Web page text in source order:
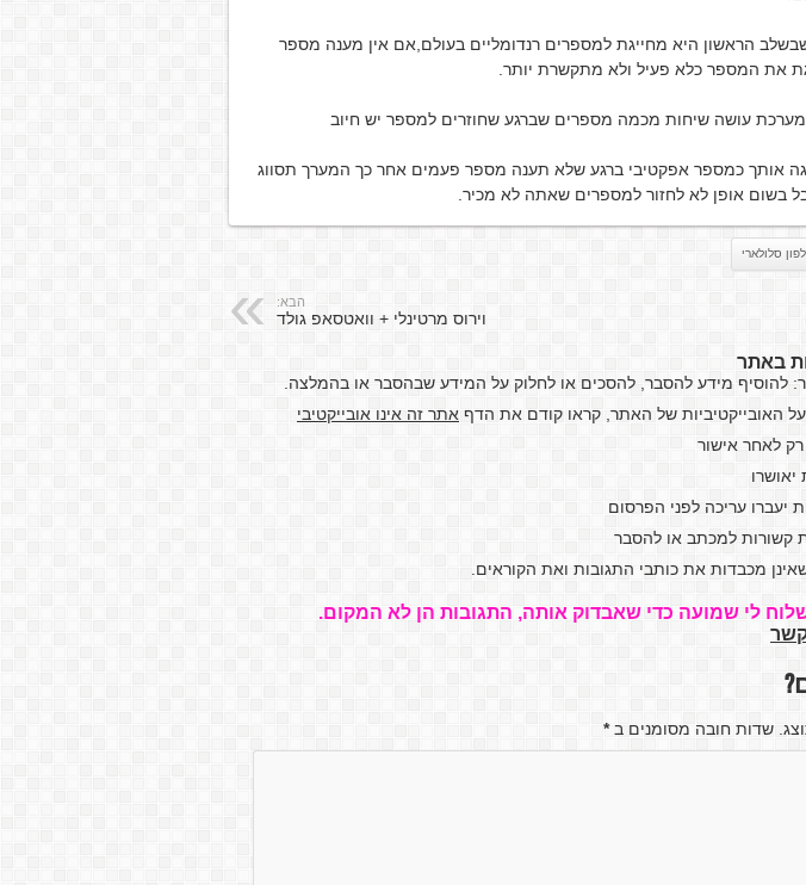
הראשון היא מחייגת למספרים רנדומליים בעולם,אם אין מענה מספר
את המספר כלא פעיל ולא מתקשרת יותר.
עושה שיחות מכמה מספרים שברגע שחוזרים למספר יש חיוב
אותך כמספר אפקטיבי ברגע שלא תענה מספר פעמים אחר כך המערך תסווג
בשום אופן לא לחזור למספרים שאתה לא מכיר.
סלולארי
הבא:
וירוס מרטינלי + וואטסאפ גולד
באתר
להוסיף מידע להסבר, להסכים או לחלוק על המידע שבהסבר או בהמלצה.
האובייקטיביות של האתר, קראו קודם את הדף אתר זה אינו אובייקטיבי
לאחר אישור
יעברו עריכה לפני הפרסום
קשורות למכתב או להסבר
מכבדות את כותבי התגובות ואת הקוראים.
לי שמועה כדי שאבדוק אותה, התגובות הן לא המקום.
קשר
שדות חובה מסומנים ב*